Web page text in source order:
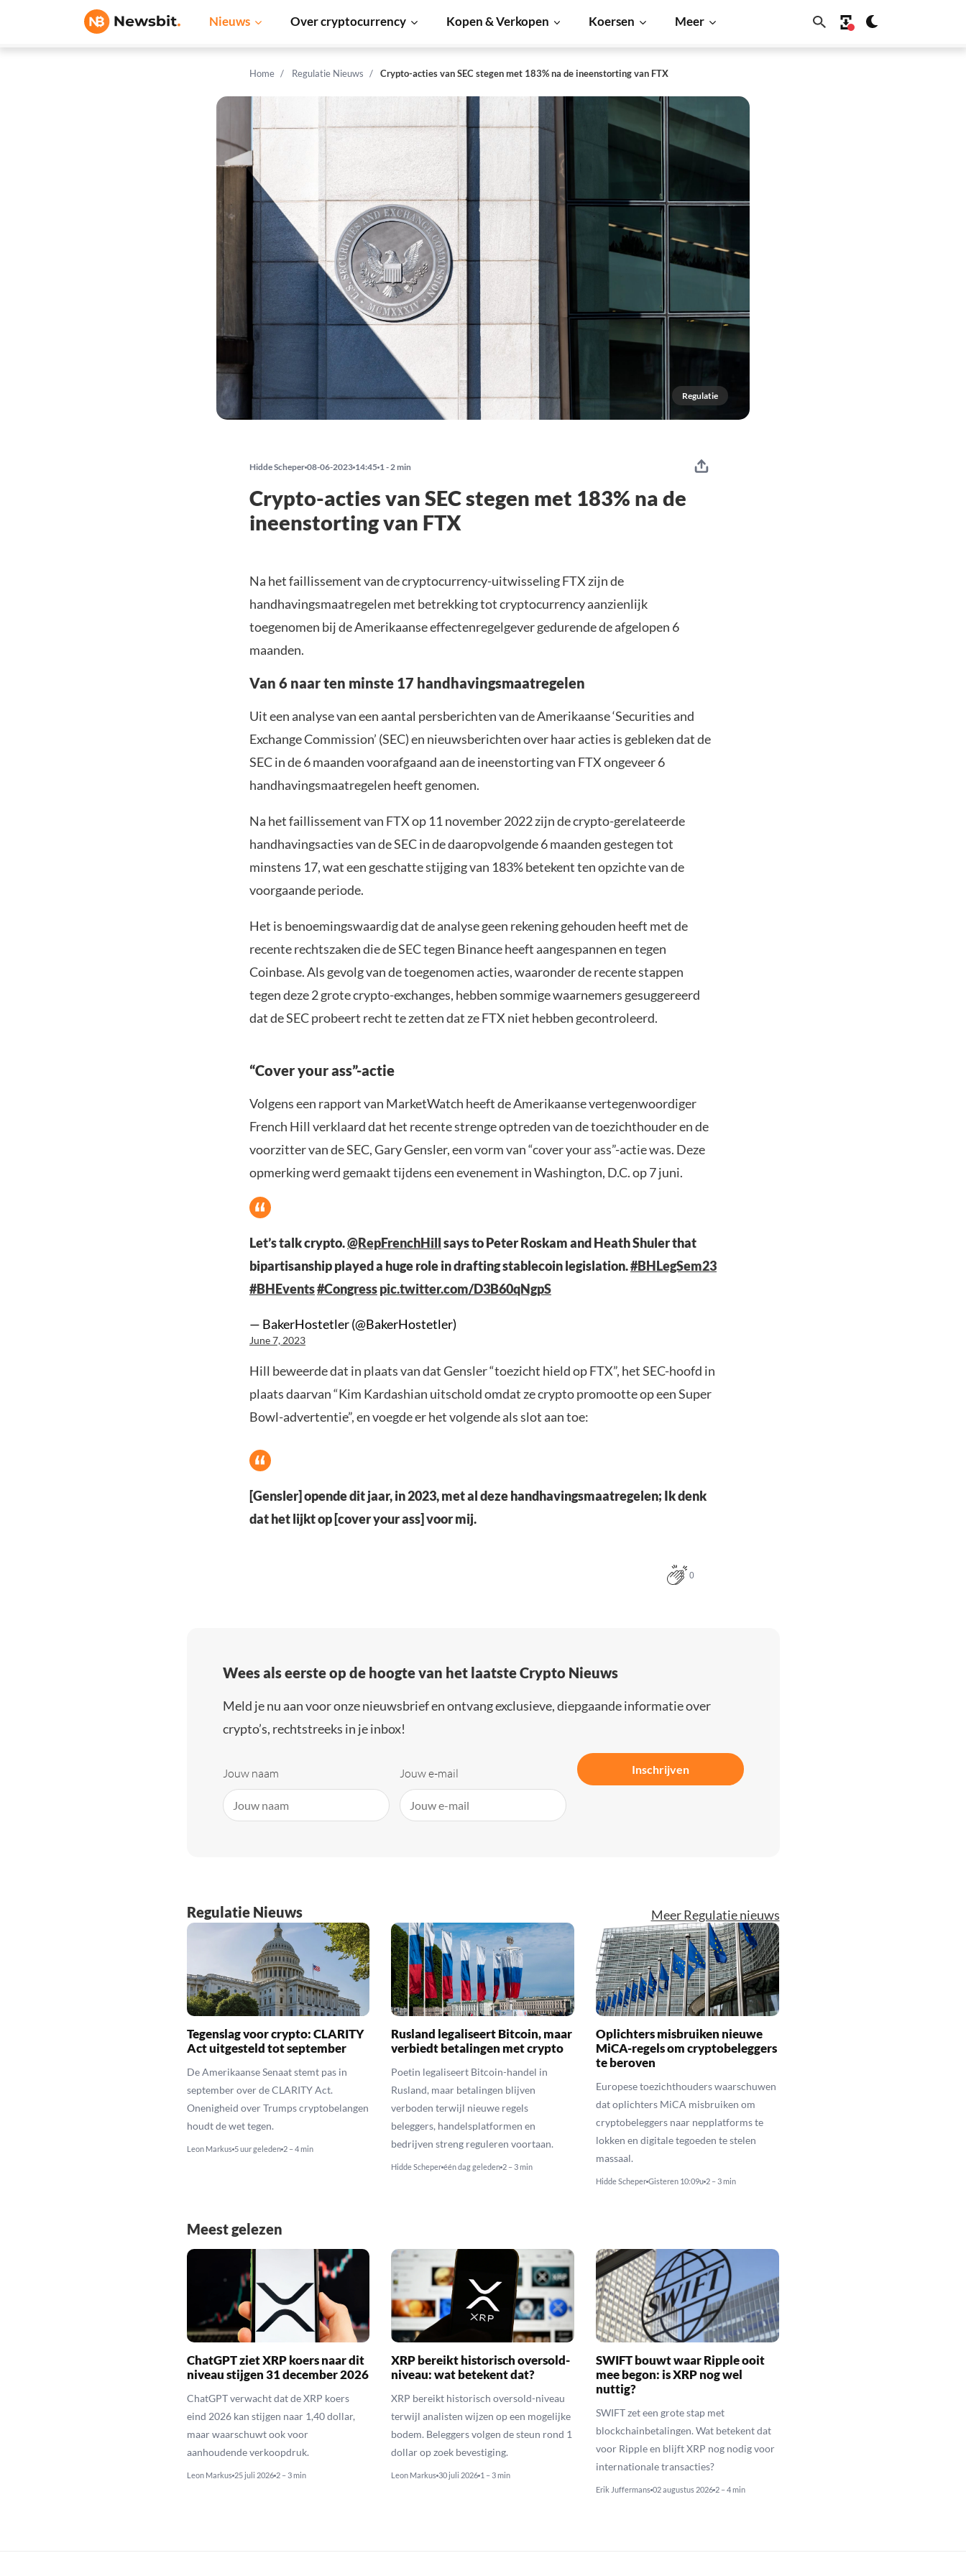
Nieuws Over cryptocurrency Kopen & Verkopen Koersen Meer
Home Regulatie Nieuws Crypto-acties van SEC stegen met 183% na de ineenstorting van FTX
Regulatie
Hidde Scheper 08-06-2023 14:45 1 - 2 min
Crypto-acties van SEC stegen met 183% na de
ineenstorting van FTX
Na het faillissement van de cryptocurrency-uitwisseling FTX zijn de
handhavingsmaatregelen met betrekking tot cryptocurrency aanzienlijk
toegenomen bij de Amerikaanse effectenregelgever gedurende de afgelopen 6
maanden.
Van 6 naar ten minste 17 handhavingsmaatregelen
Uit een analyse van een aantal persberichten van de Amerikaanse ‘Securities and
Exchange Commission’ (SEC) en nieuwsberichten over haar acties is gebleken dat de
SEC in de 6 maanden voorafgaand aan de ineenstorting van FTX ongeveer 6
handhavingsmaatregelen heeft genomen.
Na het faillissement van FTX op 11 november 2022 zijn de crypto-gerelateerde
handhavingsacties van de SEC in de daaropvolgende 6 maanden gestegen tot
minstens 17, wat een geschatte stijging van 183% betekent ten opzichte van de
voorgaande periode.
Het is benoemingswaardig dat de analyse geen rekening gehouden heeft met de
recente rechtszaken die de SEC tegen Binance heeft aangespannen en tegen
Coinbase. Als gevolg van de toegenomen acties, waaronder de recente stappen
tegen deze 2 grote crypto-exchanges, hebben sommige waarnemers gesuggereerd
dat de SEC probeert recht te zetten dat ze FTX niet hebben gecontroleerd.
“Cover your ass”-actie
Volgens een rapport van MarketWatch heeft de Amerikaanse vertegenwoordiger
French Hill verklaard dat het recente strenge optreden van de toezichthouder en de
voorzitter van de SEC, Gary Gensler, een vorm van “cover your ass”-actie was. Deze
opmerking werd gemaakt tijdens een evenement in Washington, D.C. op 7 juni.
Let’s talk crypto.@RepFrenchHillsays to Peter Roskam and Heath Shuler that
bipartisanship played a huge role in drafting stablecoin legislation.#BHLegSem23
#BHEvents#Congresspic.twitter.com/D3B60qNgpS
— BakerHostetler (@BakerHostetler)
June 7, 2023
Hill beweerde dat in plaats van dat Gensler “toezicht hield op FTX”, het SEC-hoofd in
plaats daarvan “Kim Kardashian uitschold omdat ze crypto promootte op een Super
Bowl-advertentie”, en voegde er het volgende als slot aan toe:
[Gensler] opende dit jaar, in 2023, met al deze handhavingsmaatregelen; Ik denk
dat het lijkt op [cover your ass] voor mij.
0
Wees als eerste op de hoogte van het laatste Crypto Nieuws
Meld je nu aan voor onze nieuwsbrief en ontvang exclusieve, diepgaande informatie over
crypto’s, rechtstreeks in je inbox!
Jouw naam Jouw e-mail Inschrijven
Regulatie Nieuws Meer Regulatie nieuws
Tegenslag voor crypto: CLARITY
Act uitgesteld tot september
De Amerikaanse Senaat stemt pas in
september over de CLARITY Act.
Onenigheid over Trumps cryptobelangen
houdt de wet tegen.
Leon Markus 5 uur geleden 2 – 4 min
Rusland legaliseert Bitcoin, maar
verbiedt betalingen met crypto
Poetin legaliseert Bitcoin-handel in
Rusland, maar betalingen blijven
verboden terwijl nieuwe regels
beleggers, handelsplatformen en
bedrijven streng reguleren voortaan.
Hidde Scheper één dag geleden 2 – 3 min
Oplichters misbruiken nieuwe
MiCA-regels om cryptobeleggers
te beroven
Europese toezichthouders waarschuwen
dat oplichters MiCA misbruiken om
cryptobeleggers naar nepplatforms te
lokken en digitale tegoeden te stelen
massaal.
Hidde Scheper Gisteren 10:09u 2 – 3 min
Meest gelezen
ChatGPT ziet XRP koers naar dit
niveau stijgen 31 december 2026
ChatGPT verwacht dat de XRP koers
eind 2026 kan stijgen naar 1,40 dollar,
maar waarschuwt ook voor
aanhoudende verkoopdruk.
Leon Markus 25 juli 2026 2 – 3 min
XRP bereikt historisch oversold-
niveau: wat betekent dat?
XRP bereikt historisch oversold-niveau
terwijl analisten wijzen op een mogelijke
bodem. Beleggers volgen de steun rond 1
dollar op zoek bevestiging.
Leon Markus 30 juli 2026 1 – 3 min
SWIFT bouwt waar Ripple ooit
mee begon: is XRP nog wel
nuttig?
SWIFT zet een grote stap met
blockchainbetalingen. Wat betekent dat
voor Ripple en blijft XRP nog nodig voor
internationale transacties?
Erik Juffermans 02 augustus 2026 2 – 4 min